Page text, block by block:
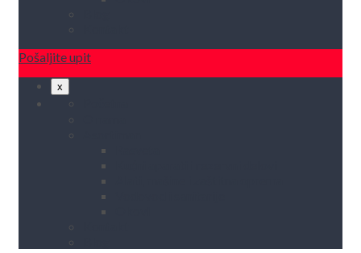
Pošaljite upit
x